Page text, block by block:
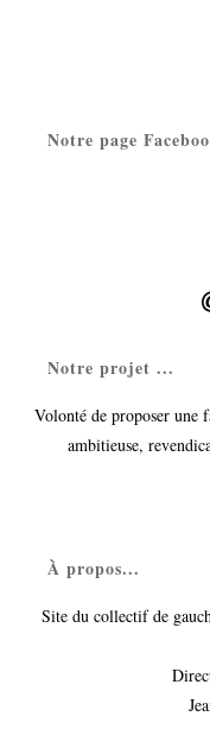
Notre page
Notre projet ...
Volonté de proposer une
ambitieuse,
À propos...
Site du collectif de